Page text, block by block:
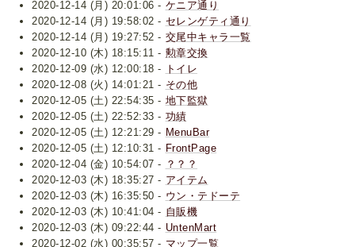
2020-12-14 (月) 20:01:06 - ケニア通り
2020-12-14 (月) 19:58:02 - セレンゲティ通り
2020-12-14 (月) 19:27:52 - 交尾中キャラ一覧
2020-12-10 (木) 18:15:11 - 勲章交換
2020-12-09 (水) 12:00:18 -
トイレ
2020-12-08 (火) 14:01:21 - その他
2020-12-05 (土) 22:54:35 - 地下監獄
2020-12-05 (土) 22:52:33 - 功績
2020-12-05 (土) 12:21:29 - MenuBar
2020-12-05 (土) 12:10:31 - FrontPage
2020-12-04 (金) 10:54:07 - ？？？
2020-12-03 (木) 18:35:27 - アイテム
2020-12-03 (木) 16:35:50 - ウン・テドーテ
2020-12-03 (木) 10:41:04 - 自販機
2020-12-03 (木) 09:22:44 - UntenMart
2020-12-02 (水) 00:35:57 - マップ一覧